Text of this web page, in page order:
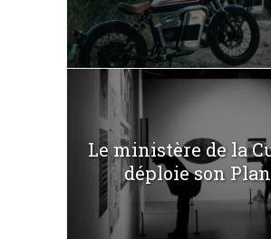
Le ministère de la
déploie son